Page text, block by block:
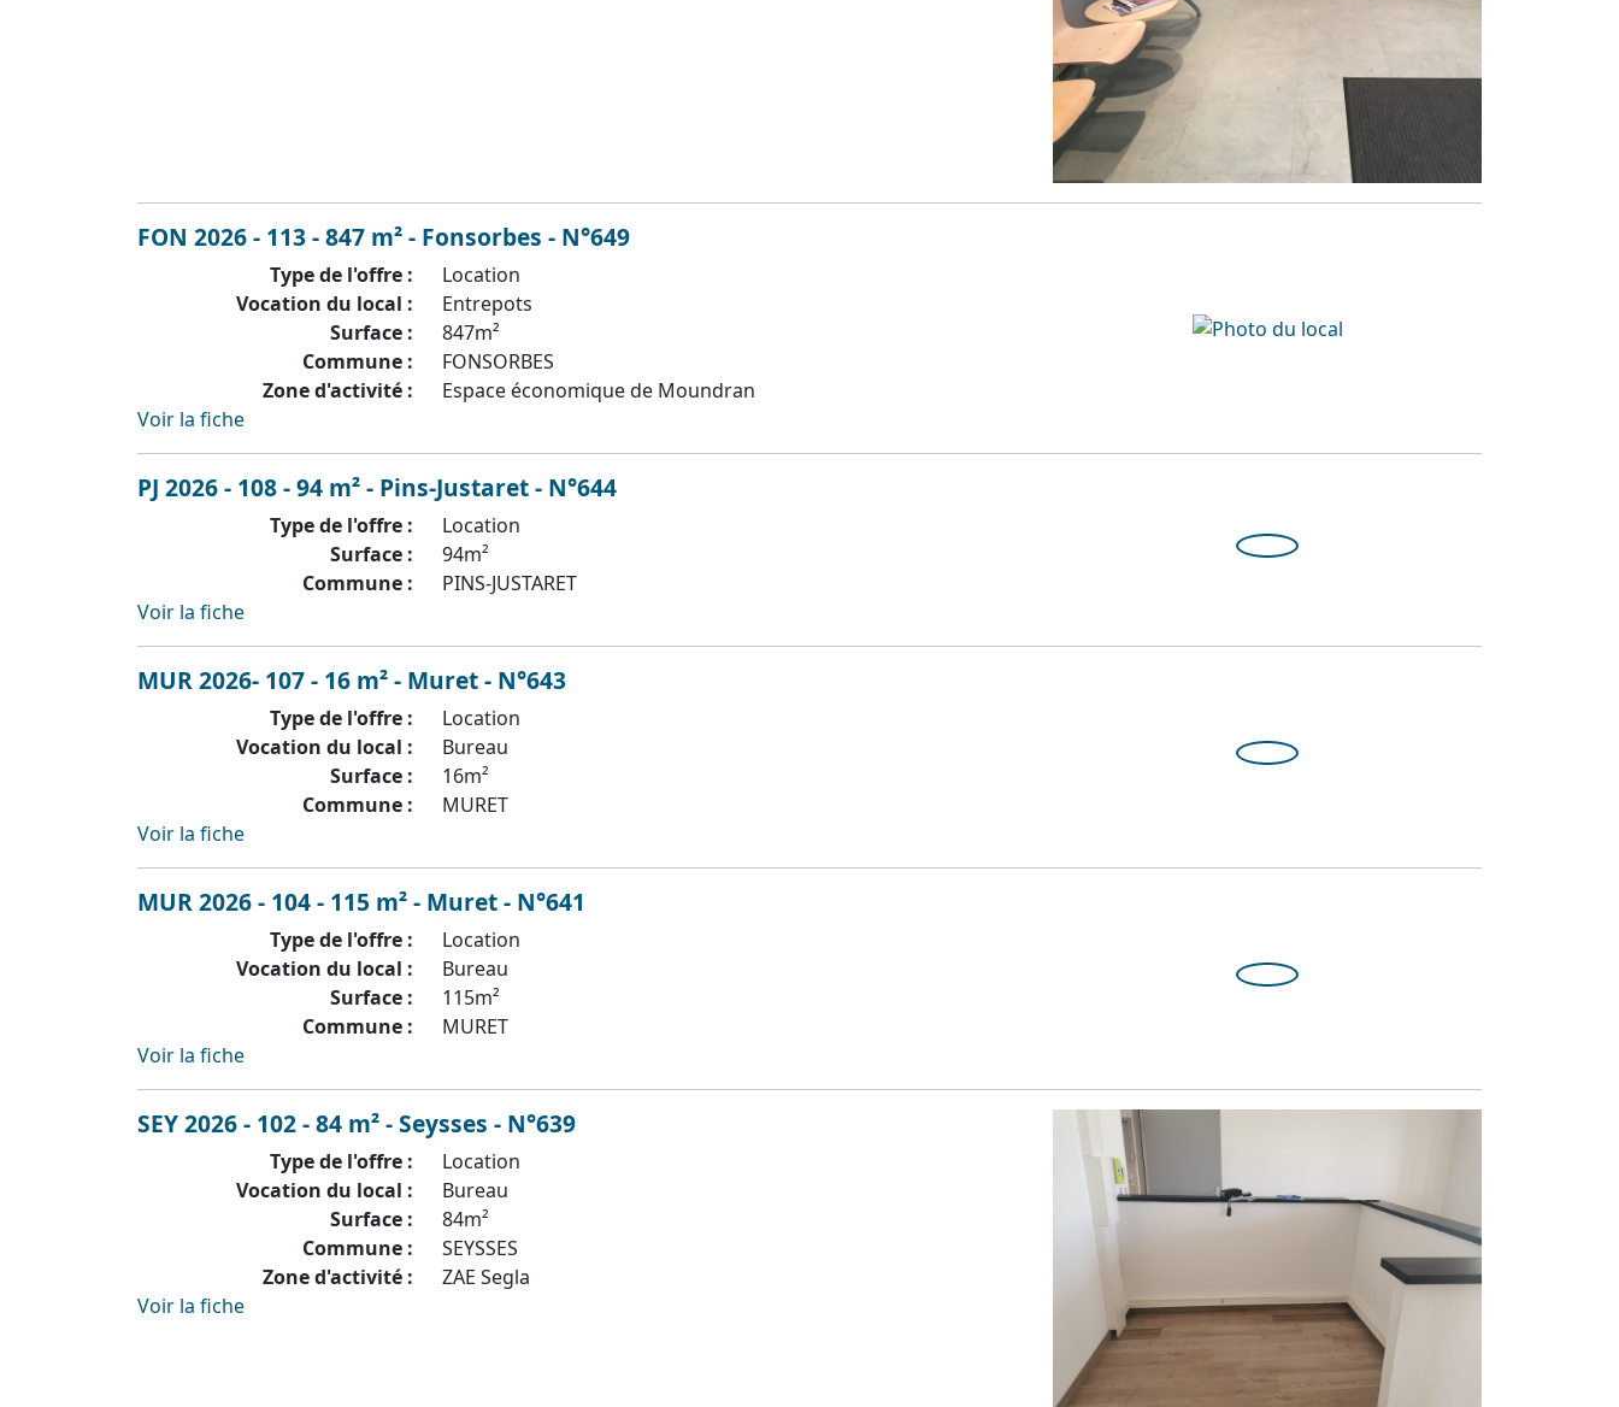
FON 2026 - 113 - 847 m² - Fonsorbes - N°649
Type de l'offre :
Location
Vocation du local :
Entrepots
Surface :
847m²
Commune :
FONSORBES
Zone d'activité :
Espace économique de Moundran
Voir la fiche
PJ 2026 - 108 - 94 m² - Pins-Justaret - N°644
Type de l'offre :
Location
Surface :
94m²
Commune :
PINS-JUSTARET
Voir la fiche
MUR 2026- 107 - 16 m² - Muret - N°643
Type de l'offre :
Location
Vocation du local :
Bureau
Surface :
16m²
Commune :
MURET
Voir la fiche
MUR 2026 - 104 - 115 m² - Muret - N°641
Type de l'offre :
Location
Vocation du local :
Bureau
Surface :
115m²
Commune :
MURET
Voir la fiche
SEY 2026 - 102 - 84 m² - Seysses - N°639
Type de l'offre :
Location
Vocation du local :
Bureau
Surface :
84m²
Commune :
SEYSSES
Zone d'activité :
ZAE Segla
Voir la fiche